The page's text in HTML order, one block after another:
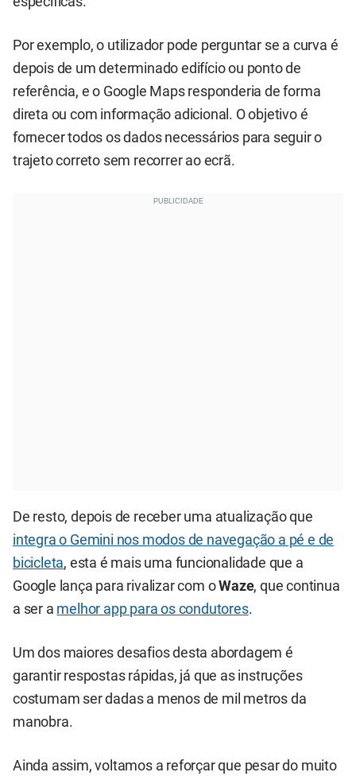
Por exemplo, o utilizador pode perguntar se a curva é
depois de um determinado edifício ou ponto de
referência, e o Google Maps responderia de forma
direta ou com informação adicional. O objetivo é
fornecer todos os dados necessários para seguir o
trajeto correto sem recorrer ao ecrã.
De resto, depois de receber uma atualização que
integra o Gemini nos modos de navegação a pé e de
bicicleta, esta é mais uma funcionalidade que a
Google lança para rivalizar com oWaze, que continua
a ser a melhor app para os condutores.
Um dos maiores desafios desta abordagem é
garantir respostas rápidas, já que as instruções
costumam ser dadas a menos de mil metros da
manobra.
Ainda assim, voltamos a reforçar que pesar do muito